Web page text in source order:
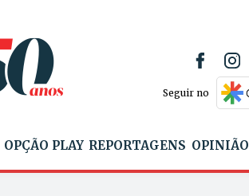
Seguir no
OPÇÃO PLAY REPORTAGENS OPINIÃO